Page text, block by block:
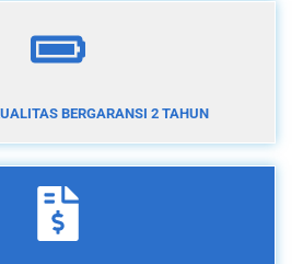
BERGARANSI 2 TAHUN